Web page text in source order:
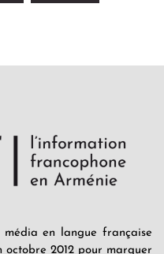
média en langue française
2012 pour marquer